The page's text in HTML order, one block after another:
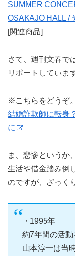
SUMMER
OSAKAJO HALL /
[関連商品]
さて、週刊文春で
リポートしていま
※こちらをどうぞ。
結婚詐欺師に転身
に
ま、悲惨というか
生活や借金踏み倒
のですが、ざっく
・1995年
約7年間の活動
山本淳一は当